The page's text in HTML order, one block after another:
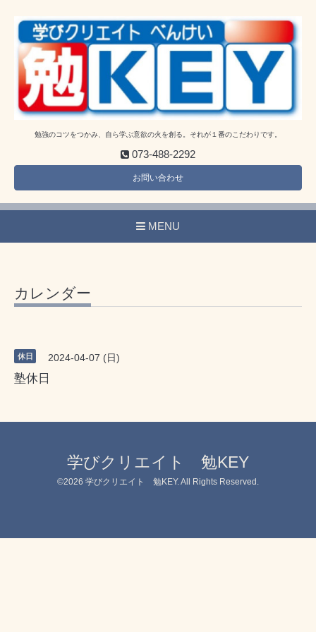
勉強のコツをつかみ、自ら学ぶ意欲の火を創る。それが１番のこだわりです。
073-488-2292
お問い合わせ
MENU
カレンダー
休日 2024-04-07 (日)
塾休日
学びクリエイト 勉KEY
©2026 学びクリエイト 勉KEY. All Rights Reserved.